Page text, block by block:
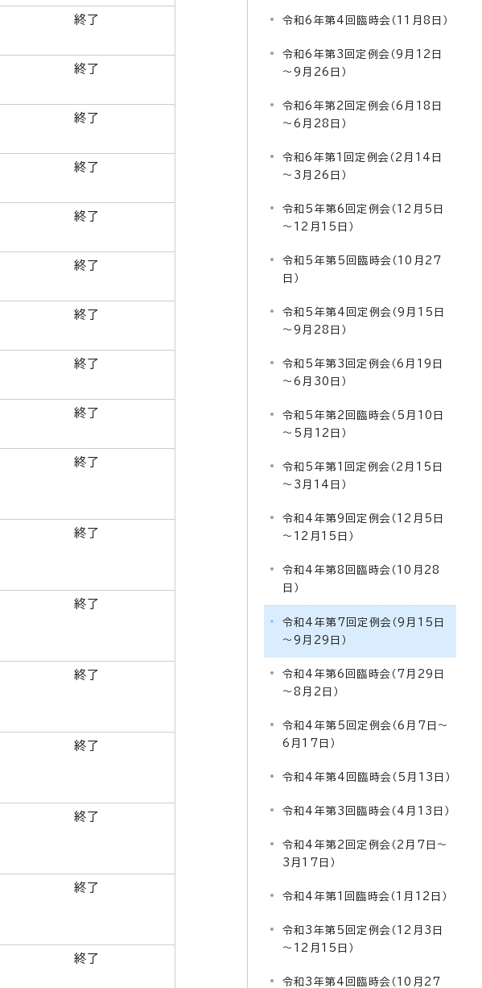
終了
終了
終了
終了
終了
終了
終了
終了
終了
終了
終了
終了
終了
終了
終了
終了
終了
令和6年第4回臨時会（11月8日）
令和6年第3回定例会（9月12日
～9月26日）
令和6年第2回定例会（6月18日
～6月28日）
令和6年第1回定例会（2月14日
～3月26日）
令和5年第6回定例会（12月5日
～12月15日）
令和5年第5回臨時会（10月27
日）
令和5年第4回定例会（9月15日
～9月28日）
令和5年第3回定例会（6月19日
～6月30日）
令和5年第2回臨時会（5月10日
～5月12日）
令和5年第1回定例会（2月15日
～3月14日）
令和4年第9回定例会（12月5日
～12月15日）
令和4年第8回臨時会（10月28
日）
令和4年第7回定例会（9月15日
～9月29日）
令和4年第6回臨時会（7月29日
～8月2日）
令和4年第5回定例会（6月7日～
6月17日）
令和4年第4回臨時会（5月13日）
令和4年第3回臨時会（4月13日）
令和4年第2回定例会（2月7日～
3月17日）
令和4年第1回臨時会（1月12日）
令和3年第5回定例会（12月3日
～12月15日）
令和3年第4回臨時会（10月27